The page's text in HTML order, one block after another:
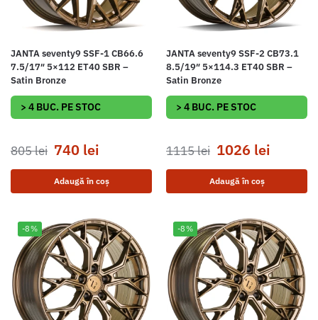
JANTA seventy9 SSF-1 CB66.6
7.5/17″ 5×112 ET40 SBR –
Satin Bronze
> 4 BUC. PE STOC
805lei 740 lei
Adaugă în coș
JANTA seventy9 SSF-2 CB73.1
8.5/19″ 5×114.3 ET40 SBR –
Satin Bronze
> 4 BUC. PE STOC
1115lei 1026 lei
Adaugă în coș
-8% -8%